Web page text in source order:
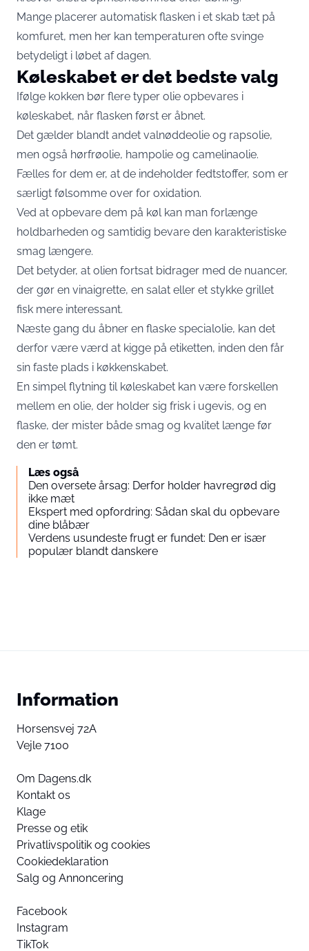
Mange placerer automatisk flasken i et skab tæt på
komfuret, men her kan temperaturen ofte svinge
betydeligt i løbet af dagen.
Køleskabet er det bedste valg
Ifølge kokken bør flere typer olie opbevares i
køleskabet, når flasken først er åbnet.
Det gælder blandt andet valnøddeolie og rapsolie,
men også hørfrøolie, hampolie og camelinaolie.
Fælles for dem er, at de indeholder fedtstoffer, som er
særligt følsomme over for oxidation.
Ved at opbevare dem på køl kan man forlænge
holdbarheden og samtidig bevare den karakteristiske
smag længere.
Det betyder, at olien fortsat bidrager med de nuancer,
der gør en vinaigrette, en salat eller et stykke grillet
fisk mere interessant.
Næste gang du åbner en flaske specialolie, kan det
derfor være værd at kigge på etiketten, inden den får
sin faste plads i køkkenskabet.
En simpel flytning til køleskabet kan være forskellen
mellem en olie, der holder sig frisk i ugevis, og en
flaske, der mister både smag og kvalitet længe før
den er tømt.
Læs også
Den oversete årsag: Derfor holder havregrød dig
ikke mæt
Ekspert med opfordring: Sådan skal du opbevare
dine blåbær
Verdens usundeste frugt er fundet: Den er især
populær blandt danskere
Information
Horsensvej 72A
Vejle 7100
Om Dagens.dk
Kontakt os
Klage
Presse og etik
Privatlivspolitik og cookies
Cookiedeklaration
Salg og Annoncering
Facebook
Instagram
TikTok